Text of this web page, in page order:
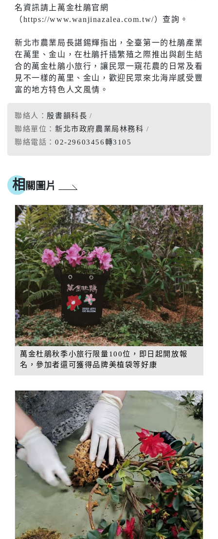
名資訊請上萬金杜鵑官網
（https://www.wanjinazalea.com.tw/）查詢。
新北市農業局長諶錫輝指出，全臺第一的杜鵑產業
在萬里、金山，在杜鵑扦插繁殖之際推出與創生結
合的萬金杜鵑小旅行，讓民眾一窺花農的日常及看
見不一樣的萬里、金山，歡迎民眾來北海岸感受豐
富的地方特色人文風情。
聯絡人： 殷書韻科長
聯絡單位： 新北市政府農業局林務科
聯絡電話： 02-29603456轉3105
相 關圖片
萬金杜鵑秋季小旅行限量100位，即日起開放報
名，參加者還可獲得品牌美植袋等好康